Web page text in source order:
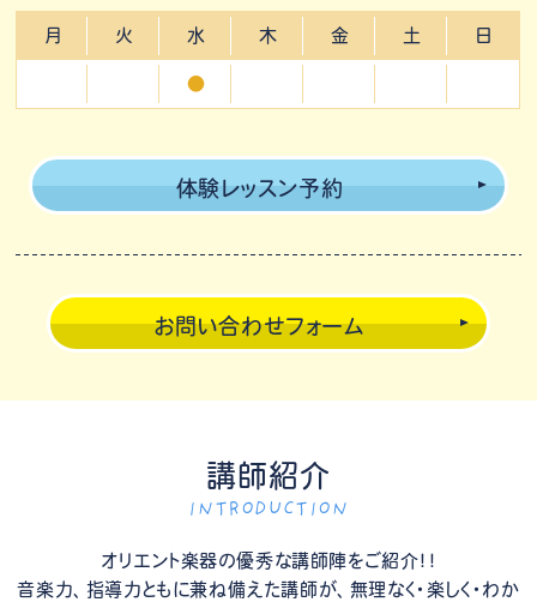
月 火 水 木 金 土 日
●
体験レッスン予約
お問い合わせフォーム
講師紹介
INTRODUCTION
オリエント楽器の優秀な講師陣をご紹介！！
音楽力、指導力ともに兼ね備えた講師が、無理なく・楽しく・わか